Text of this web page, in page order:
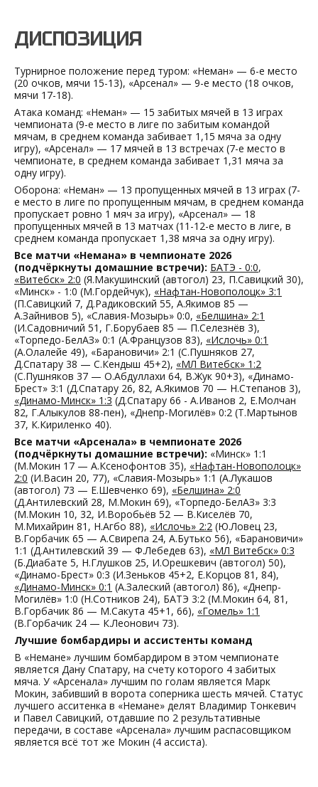
ДИСПОЗИЦИЯ
Турнирное положение перед туром: «Неман» — 6-е место
(20 очков, мячи 15-13), «Арсенал» — 9-е место (18 очков,
мячи 17-18).
Атака команд: «Неман» — 15 забитых мячей в 13 играх
чемпионата (9-е место в лиге по забитым командой
мячам, в среднем команда забивает 1,15 мяча за одну
игру), «Арсенал» — 17 мячей в 13 встречах (7-е место в
чемпионате, в среднем команда забивает 1,31 мяча за
одну игру).
Оборона: «Неман» — 13 пропущенных мячей в 13 играх (7-
е место в лиге по пропущенным мячам, в среднем команда
пропускает ровно 1 мяч за игру), «Арсенал» — 18
пропущенных мячей в 13 матчах (11-12-е место в лиге, в
среднем команда пропускает 1,38 мяча за одну игру).
Все матчи «Немана» в чемпионате 2026
(подчёркнуты домашние встречи): БАТЭ - 0:0,
«Витебск» 2:0 (Я.Макушинский (автогол) 23, П.Савицкий 30),
«Минск» - 1:0 (М.Гордейчук), «Нафтан-Новополоцк» 3:1
(П.Савицкий 7, Д.Радиковский 55, А.Якимов 85 —
А.Зайнивов 5), «Славия-Мозырь» 0:0, «Белшина» 2:1
(И.Садовничий 51, Г.Борубаев 85 — П.Селезнёв 3),
«Торпедо-БелАЗ» 0:1 (А.Французов 83), «Ислочь» 0:1
(А.Олалейе 49), «Барановичи» 2:1 (С.Пушняков 27,
Д.Спатару 38 — С.Кендыш 45+2), «МЛ Витебск» 1:2
(С.Пушняков 37 — О.Абдуллахи 64, В.Жук 90+3), «Динамо-
Брест» 3:1 (Д.Спатару 26, 82, А.Якимов 70 — Н.Степанов 3),
«Динамо-Минск» 1:3 (Д.Спатару 66 - А.Иванов 2, Е.Молчан
82, Г.Алыкулов 88-пен), «Днепр-Могилёв» 0:2 (Т.Мартынов
37, К.Кириленко 40).
Все матчи «Арсенала» в чемпионате 2026
(подчёркнуты домашние встречи): «Минск» 1:1
(М.Мокин 17 — А.Ксенофонтов 35), «Нафтан-Новополоцк»
2:0 (И.Васин 20, 77), «Славия-Мозырь» 1:1 (А.Лукашов
(автогол) 73 — Е.Шевченко 69), «Белшина» 2:0
(Д.Антилевский 28, М.Мокин 69), «Торпедо-БелАЗ» 3:3
(М.Мокин 10, 32, И.Воробьёв 52 — В.Киселёв 70,
М.Михайрин 81, Н.Агбо 88), «Ислочь» 2:2 (Ю.Ловец 23,
В.Горбачик 65 — А.Свирепа 24, А.Бутько 56), «Барановичи»
1:1 (Д.Антилевский 39 — Ф.Лебедев 63), «МЛ Витебск» 0:3
(Б.Диабате 5, Н.Глушков 25, И.Орешкевич (автогол) 50),
«Динамо-Брест» 0:3 (И.Зеньков 45+2, Е.Корцов 81, 84),
«Динамо-Минск» 0:1 (А.Залеский (автогол) 86), «Днепр-
Могилёв» 1:0 (Н.Сотников 24), БАТЭ 3:2 (М.Мокин 64, 81,
В.Горбачик 86 — М.Сакута 45+1, 66), «Гомель» 1:1
(В.Горбачик 24 — К.Леонович 73).
Лучшие бомбардиры и ассистенты команд
В «Немане» лучшим бомбардиром в этом чемпионате
является Дану Спатару, на счету которого 4 забитых
мяча. У «Арсенала» лучшим по голам является Марк
Мокин, забивший в ворота соперника шесть мячей. Статус
лучшего асситенка в «Немане» делят Владимир Тонкевич
и Павел Савицкий, отдавшие по 2 результативные
передачи, в составе «Арсенала» лучшим распасовщиком
является всё тот же Мокин (4 ассиста).